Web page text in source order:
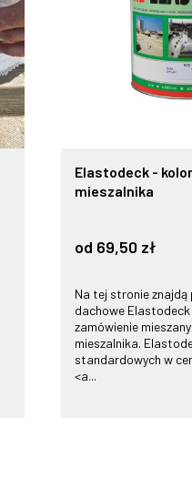
Elastodeck -
mieszalnika
od 69,50 zł
Na tej stronie
dachowe
zamówienie
mieszalnika.
standardowych w
<a...